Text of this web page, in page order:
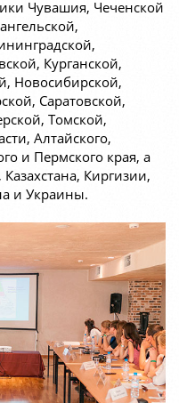
Чувашия, Чеченской
Курганской,
Новосибирской,
Саратовской,
Томской,
Алтайского,
и Пермского края, а
Киргизии,
и Украины.